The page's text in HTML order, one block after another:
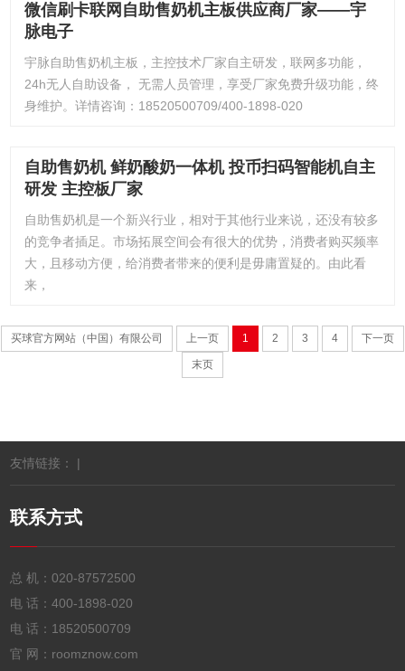
微信刷卡联网自助售奶机主板供应商厂家——宇
脉电子
宇脉自助售奶机主板，主控技术厂家自主研发，联网多功能，
24h无人自助设备， 无需人员管理，享受厂家免费升级功能，终
身维护。详情咨询：18520500709/400-1898-020
自助售奶机 鲜奶酸奶一体机 投币扫码智能机自主
研发 主控板厂家
自助售奶机是一个新兴行业，相对于其他行业来说，还没有较多
的竞争者插足。市场拓展空间会有很大的优势，消费者购买频率
大，且移动方便，给消费者带来的便利是毋庸置疑的。由此看
来，
买球官方网站（中国）有限公司 上一页 1 2 3 4 下一页
末页
友情链接： |
联系方式
总 机：020-87572500
电 话：400-1898-020
电 话： 18520500709
官 网：roomznow.com